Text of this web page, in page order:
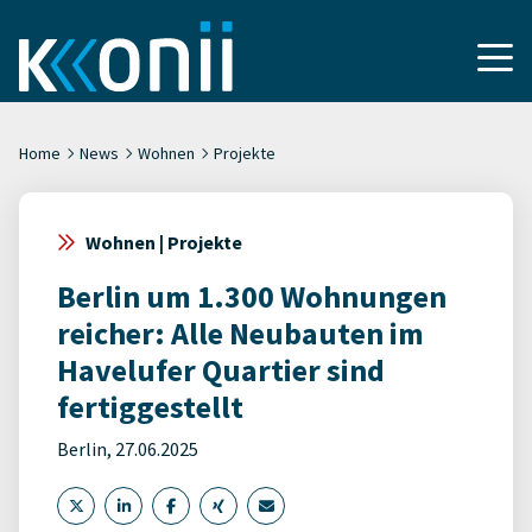
Home News Wohnen Projekte
Wohnen | Projekte
Berlin um 1.300 Wohnungen
reicher: Alle Neubauten im
Havelufer Quartier sind
fertiggestellt
Berlin, 27.06.2025